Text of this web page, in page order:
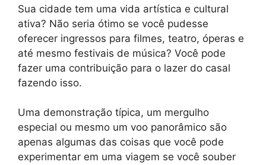
Sua cidade tem uma vida artística e cultural
ativa? Não seria ótimo se você pudesse
oferecer ingressos para filmes, teatro, óperas e
até mesmo festivais de música? Você pode
fazer uma contribuição para o lazer do casal
fazendo isso.
Uma demonstração típica, um mergulho
especial ou mesmo um voo panorâmico são
apenas algumas das coisas que você pode
experimentar em uma viagem se você souber